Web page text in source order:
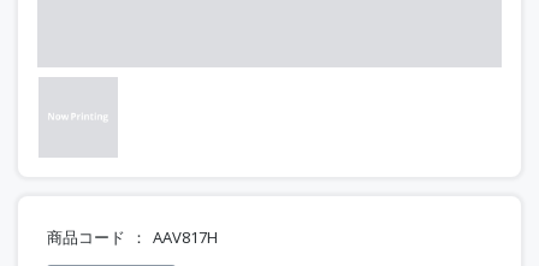
商品コード AAV817H